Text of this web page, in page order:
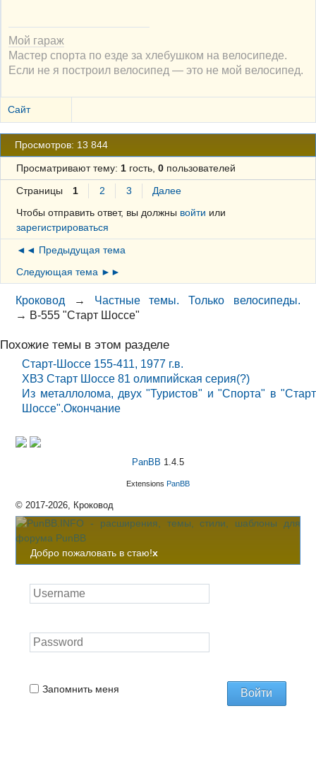
Мой гараж
Мастер спорта по езде за хлебушком на велосипеде.
Если не я построил велосипед — это не мой велосипед.
Сайт
Просмотров: 13 844
Просматривают тему: 1гость, 0пользователей
Страницы 1 2 3
Далее
Чтобы отправить ответ, вы должны войти или
зарегистрироваться
◄◄ Предыдущая тема
Следующая тема ►►
Кроковод → Частные темы. Только велосипеды.
→ В-555 "Старт Шоссе"
Похожие темы в этом разделе
Старт-Шоссе 155-411, 1977 г.в.
ХВЗ Старт Шоссе 81 олимпийская серия(?)
Из металлолома, двух "Туристов" и "Спорта" в "Старт
Шоссе".Окончание
PanBB 1.4.5
Extensions PanBB
© 2017-2026, Кроковод
Добро пожаловать в стаю!x
Запомнить меня